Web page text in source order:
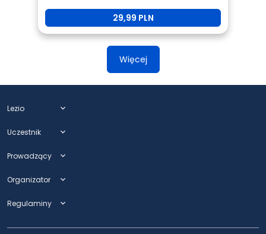
29,99 PLN
Więcej
Lezio expand_more
Uczestnik expand_more
Prowadzący expand_more
Organizator expand_more
Regulaminy expand_more